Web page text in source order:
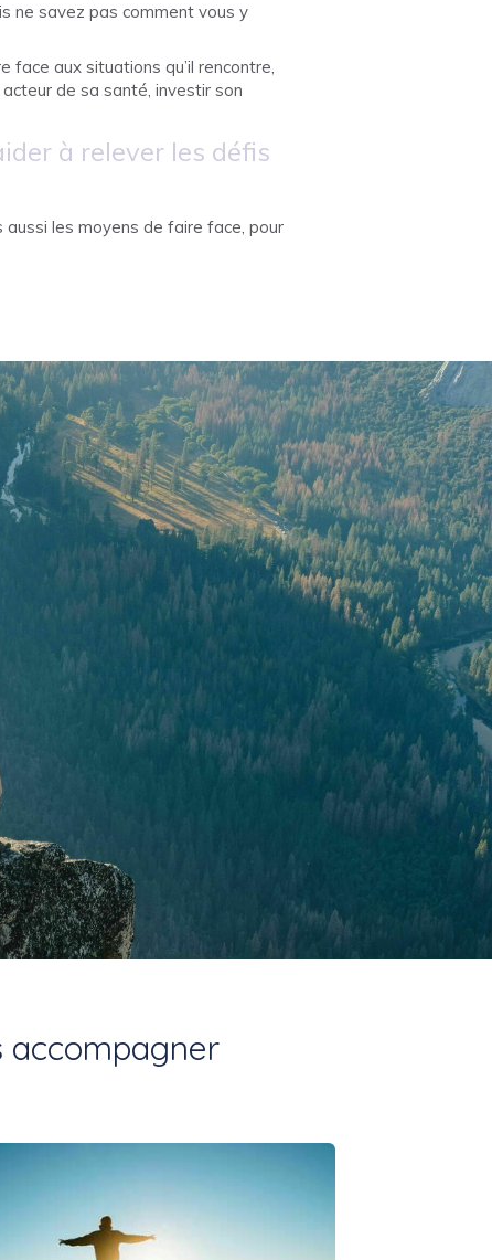
ne savez pas comment vous y
face aux situations qu’il rencontre,
de sa santé, investir son
à relever les défis
aussi les moyens de faire face, pour
accompagner